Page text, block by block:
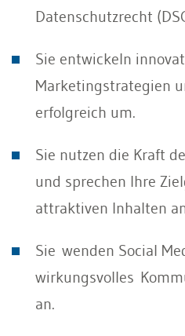
Datenschutzrecht
Sie entwickeln
Marketingstrategien
erfolgreich um.
Sie nutzen die Kraft
und sprechen Ihre
attraktiven Inhalten
Sie wenden Social
wirkungsvolles
an.